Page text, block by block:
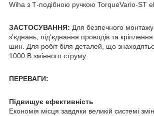
Wiha з Т-подібною ручкою TorqueVario-ST
ЗАСТОСУВАННЯ: Для безпечного
з'єднань, під'єднання проводів та
шин. Для робіт біля деталей, що
1000 В змінного струму.
ПЕРЕВАГИ:
Підвищує ефективність
Економія місця завдяки великій системі